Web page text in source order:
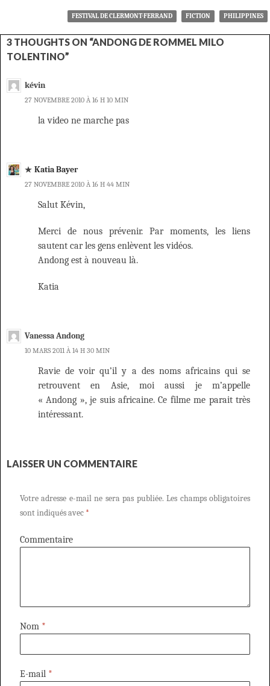
FESTIVAL DE CLERMONT-FERRAND FICTION PHILIPPINES
3 THOUGHTS ON “ANDONG DE ROMMEL MILO
TOLENTINO”
kévin
27 NOVEMBRE 2010 À 16 H 10 MIN
la video ne marche pas
Katia Bayer
27 NOVEMBRE 2010 À 16 H 44 MIN
Salut Kévin,
Merci de nous prévenir. Par moments, les liens
sautent car les gens enlèvent les vidéos.
Andong est à nouveau là.
Katia
Vanessa Andong
10 MARS 2011 À 14 H 30 MIN
Ravie de voir qu’il y a des noms africains qui se
retrouvent en Asie, moi aussi je m’appelle
« Andong », je suis africaine. Ce filme me parait très
intéressant.
LAISSER UN COMMENTAIRE
Votre adresse e-mail ne sera pas publiée. Les champs obligatoires
sont indiqués avec *
Commentaire
Nom *
E-mail *